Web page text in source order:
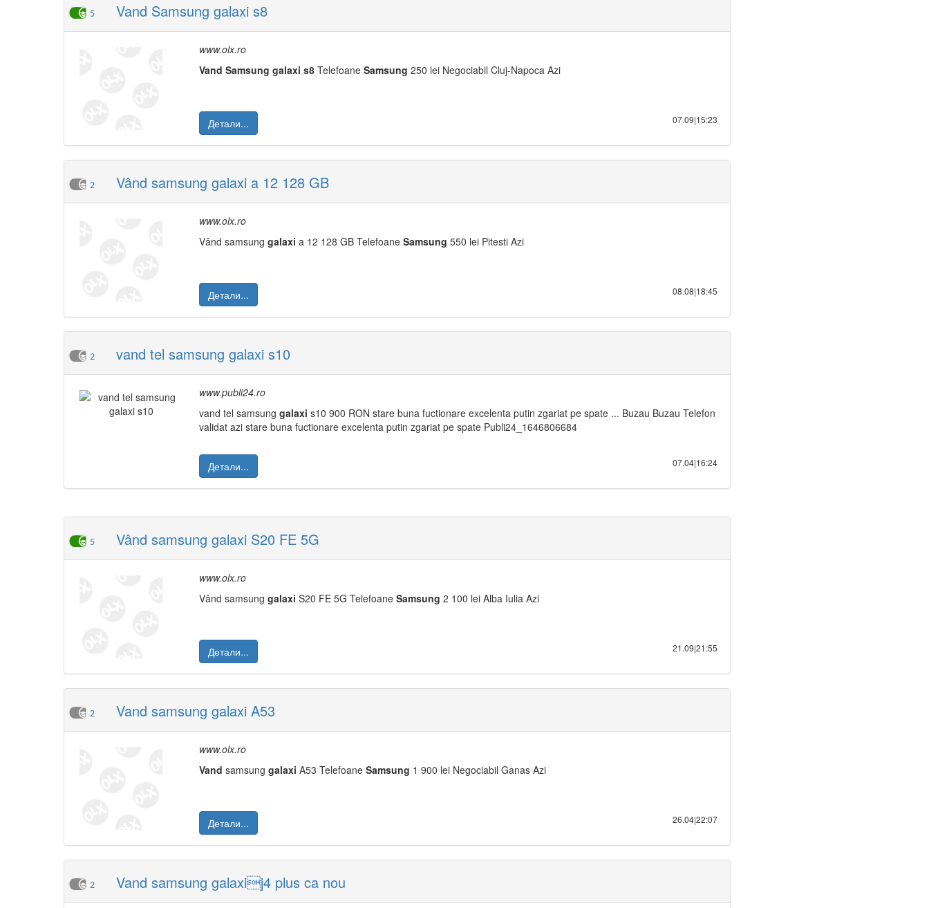
5 Vand Samsung galaxi s8
www.olx.ro
Vand Samsung galaxi s8 Telefoane Samsung 250 lei Negociabil Cluj-Napoca Azi
Детали... 07.09|15:23
2 Vând samsung galaxi a 12 128 GB
www.olx.ro
Vând samsung galaxi a 12 128 GB Telefoane Samsung 550 lei Pitesti Azi
Детали... 08.08|18:45
2 vand tel samsung galaxi s10
www.publi24.ro
vand tel samsung galaxi s10 900 RON stare buna fuctionare excelenta putin zgariat pe spate ... Buzau Buzau Telefon
validat azi stare buna fuctionare excelenta putin zgariat pe spate Publi24_1646806684
Детали... 07.04|16:24
5 Vând samsung galaxi S20 FE 5G
www.olx.ro
Vând samsung galaxi S20 FE 5G Telefoane Samsung 2 100 lei Alba Iulia Azi
Детали... 21.09|21:55
2 Vand samsung galaxi A53
www.olx.ro
Vand samsung galaxi A53 Telefoane Samsung 1 900 lei Negociabil Ganas Azi
Детали... 26.04|22:07
2 Vand samsung galaxij4 plus ca nou